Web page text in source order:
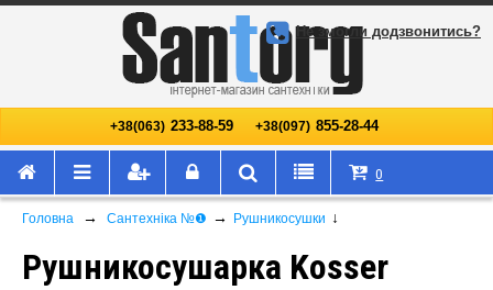
+38(063) 233-88-59 +38(097) 855-28-44
Не змогли додзвонитись?
0
Головна → Сантехніка №❶ → Рушникосушки ↓
Рушникосушарка Kosser